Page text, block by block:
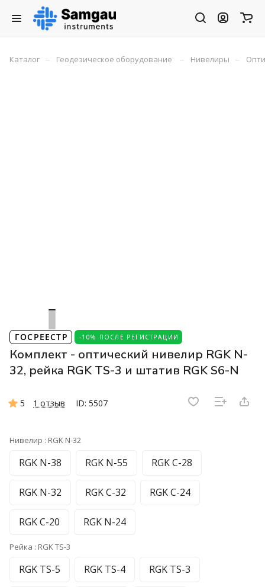
Каталог – Геодезическое оборудование – Нивелиры –
ГОСРЕЕСТР -10% ПОСЛЕ РЕГИСТРАЦИИ
Комплект - оптический нивелир RGK N-
32, рейка RGK TS-3 и штатив RGK S6-N
5 1 отзыв ID: 5507
Нивелир : RGK N-32
RGK N-38 RGK N-55 RGK C-28
RGK N-32 RGK C-32 RGK C-24
RGK C-20 RGK N-24
Рейка : RGK TS-3
RGK TS-5 RGK TS-4 RGK TS-3